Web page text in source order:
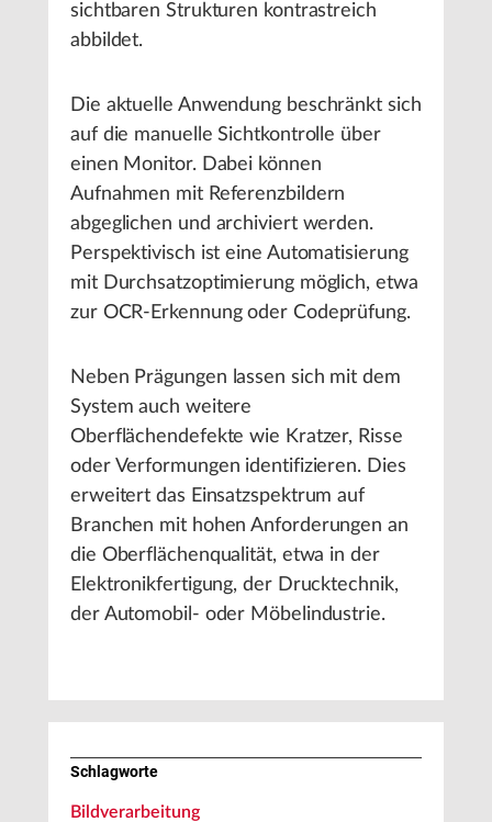
sichtbaren Strukturen kontrastreich
abbildet.
Die aktuelle Anwendung beschränkt sich
auf die manuelle Sichtkontrolle über
einen Monitor. Dabei können
Aufnahmen mit Referenzbildern
abgeglichen und archiviert werden.
Perspektivisch ist eine Automatisierung
mit Durchsatzoptimierung möglich, etwa
zur OCR-Erkennung oder Codeprüfung.
Neben Prägungen lassen sich mit dem
System auch weitere
Oberflächendefekte wie Kratzer, Risse
oder Verformungen identifizieren. Dies
erweitert das Einsatzspektrum auf
Branchen mit hohen Anforderungen an
die Oberflächenqualität, etwa in der
Elektronikfertigung, der Drucktechnik,
der Automobil- oder Möbelindustrie.
Schlagworte
Bildverarbeitung